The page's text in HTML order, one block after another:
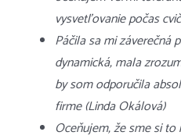
vysvetľovanie počas
Páčila sa mi záverečná
dynamická, mala
by som odporučila
firme (Linda Okálová)
Oceňujem, že sme si